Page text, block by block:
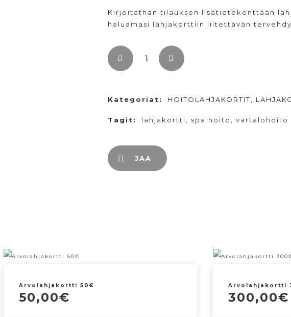
Kirjoitathan tilauksen lisätietokenttään
haluamasi lahjakorttiin liitettävän
Kategoriat: HOITOLAHJAKORTIT
Tagit: lahjakortti spa hoito vartalohoito
JAA
Arvolahjakortti 50€
50,00€
Arvolahjakortti
300,00€